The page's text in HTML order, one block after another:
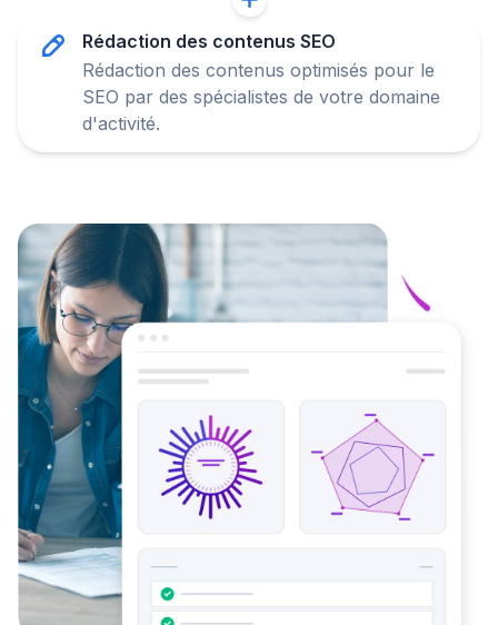
Rédaction des contenus SEO
Rédaction des contenus optimisés pour le
SEO par des spécialistes de votre domaine
d'activité.